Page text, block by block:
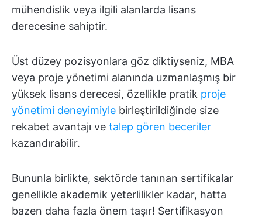
mühendislik veya ilgili alanlarda lisans
derecesine sahiptir.
Üst düzey pozisyonlara göz diktiyseniz, MBA
veya proje yönetimi alanında uzmanlaşmış bir
yüksek lisans derecesi, özellikle pratik proje
yönetimi deneyimiyle birleştirildiğinde size
rekabet avantajı ve talep gören beceriler
kazandırabilir.
Bununla birlikte, sektörde tanınan sertifikalar
genellikle akademik yeterlilikler kadar, hatta
bazen daha fazla önem taşır! Sertifikasyon